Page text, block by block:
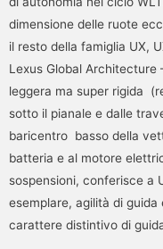
dimensione delle ruote
il resto della famiglia UX,
Lexus Global Architecture
leggera ma super rigida
sotto il pianale e dalle
baricentro basso della
batteria e al motore
sospensioni, conferisce a
esemplare, agilità di
carattere distintivo di